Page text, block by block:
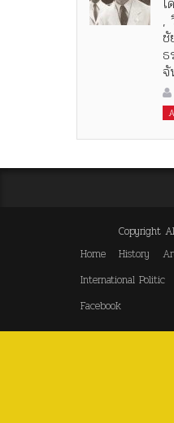
,
Copyright
Home
History
International Politic
Facebook